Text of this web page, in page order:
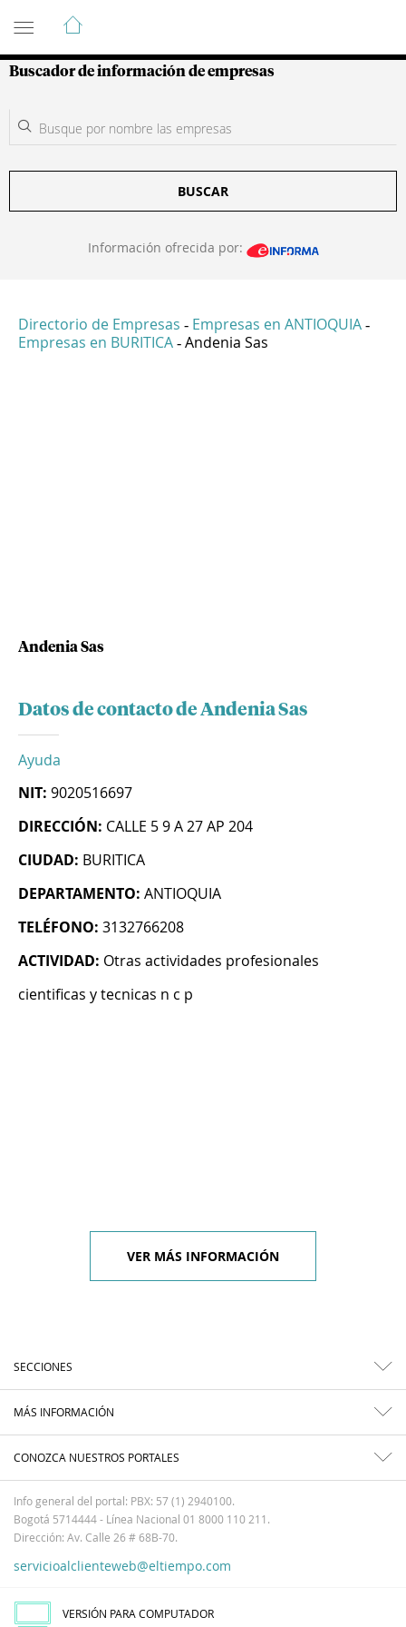
Guía de Empresas Colombianas
Buscador de información de empresas
BUSCAR
Información ofrecida por:
Directorio de Empresas - Empresas en ANTIOQUIA -
Empresas en BURITICA - Andenia Sas
Andenia Sas
Datos de contacto de Andenia Sas
Ayuda
NIT: 9020516697
DIRECCIÓN: CALLE 5 9 A 27 AP 204
CIUDAD: BURITICA
DEPARTAMENTO: ANTIOQUIA
TELÉFONO: 3132766208
ACTIVIDAD: Otras actividades profesionales
cientificas y tecnicas n c p
VER MÁS INFORMACIÓN
SECCIONES
MÁS INFORMACIÓN
CONOZCA NUESTROS PORTALES
Info general del portal: PBX: 57 (1) 2940100.
Bogotá 5714444 - Línea Nacional 01 8000 110 211.
Dirección: Av. Calle 26 # 68B-70.
servicioalclienteweb@eltiempo.com
VERSIÓN PARA COMPUTADOR